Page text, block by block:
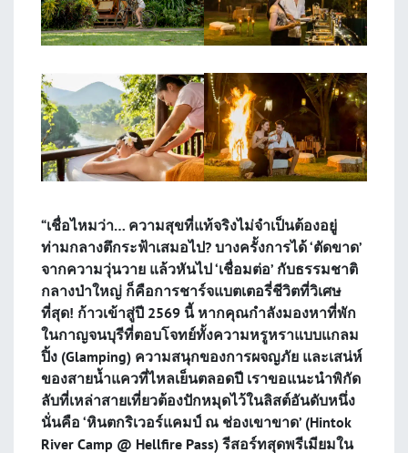
“เชื่อไหมว่า… ความสุขที่แท้จริงไม่จำเป็นต้องอยู่
ท่ามกลางตึกระฟ้าเสมอไป? บางครั้งการได้ ‘ตัดขาด’
จากความวุ่นวาย แล้วหันไป ‘เชื่อมต่อ’ กับธรรมชาติ
กลางป่าใหญ่ ก็คือการชาร์จแบตเตอรี่ชีวิตที่วิเศษ
ที่สุด! ก้าวเข้าสู่ปี 2569 นี้ หากคุณกำลังมองหาที่พัก
ในกาญจนบุรีที่ตอบโจทย์ทั้งความหรูหราแบบแกลม
ปิ้ง (Glamping) ความสนุกของการผจญภัย และเสน่ห์
ของสายน้ำแควที่ไหลเย็นตลอดปี เราขอแนะนำพิกัด
ลับที่เหล่าสายเที่ยวต้องปักหมุดไว้ในลิสต์อันดับหนึ่ง
นั่นคือ ‘หินตกริเวอร์แคมป์ ณ ช่องเขาขาด’ (Hintok
River Camp @ Hellfire Pass) รีสอร์ทสุดพรีเมียมใน